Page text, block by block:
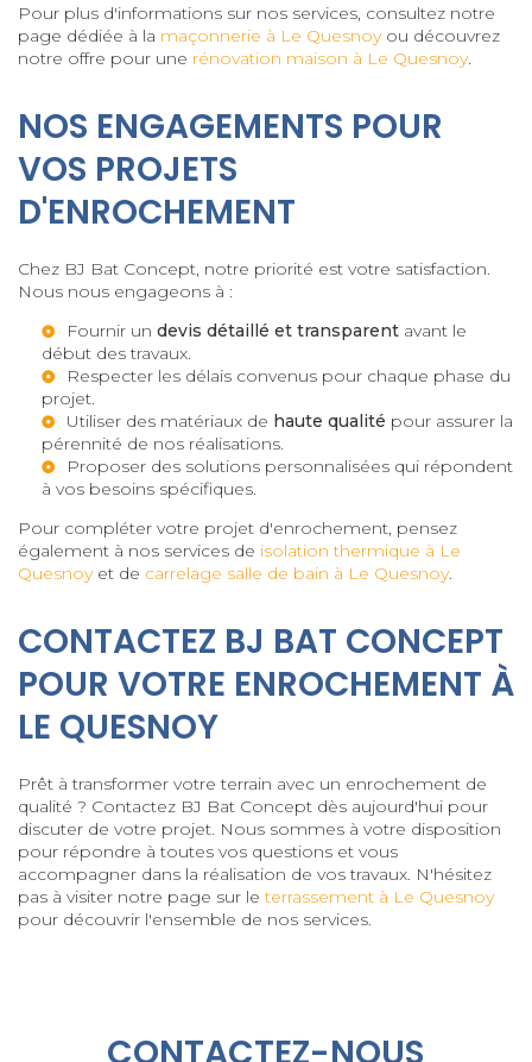
Pour plus d'informations sur nos services, consultez notre
page dédiée à la maçonnerie à Le Quesnoyou découvrez
notre offre pour une rénovation maison à Le Quesnoy.
NOS ENGAGEMENTS POUR
VOS PROJETS
D'ENROCHEMENT
Chez BJ Bat Concept, notre priorité est votre satisfaction.
Nous nous engageons à :
Fournir un devis détaillé et transparent avant le
début des travaux.
Respecter les délais convenus pour chaque phase du
projet.
Utiliser des matériaux de haute qualité pour assurer la
pérennité de nos réalisations.
Proposer des solutions personnalisées qui répondent
à vos besoins spécifiques.
Pour compléter votre projet d'enrochement, pensez
également à nos services de isolation thermique à Le
Quesnoyet de carrelage salle de bain à Le Quesnoy.
CONTACTEZ BJ BAT CONCEPT
POUR VOTRE ENROCHEMENT À
LE QUESNOY
Prêt à transformer votre terrain avec un enrochement de
qualité ? Contactez BJ Bat Concept dès aujourd'hui pour
discuter de votre projet. Nous sommes à votre disposition
pour répondre à toutes vos questions et vous
accompagner dans la réalisation de vos travaux. N'hésitez
pas à visiter notre page sur leterrassement à Le Quesnoy
pour découvrir l'ensemble de nos services.
CONTACTEZ-NOUS